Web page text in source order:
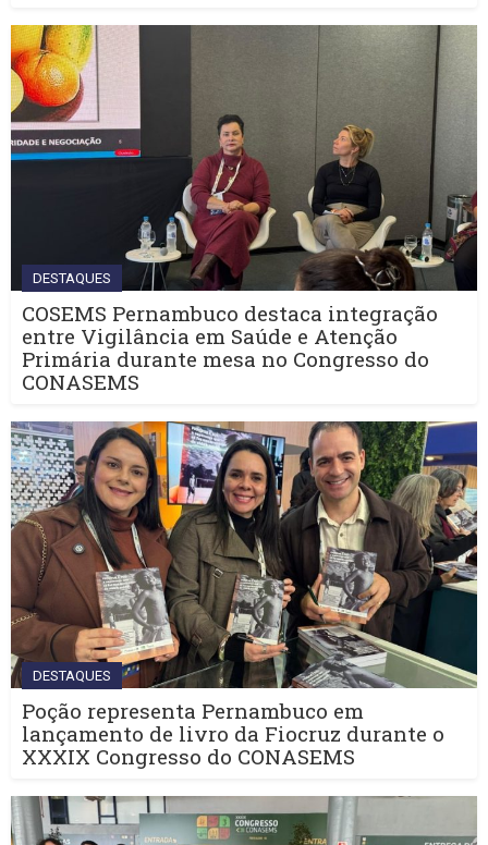
DESTAQUES
COSEMS Pernambuco destaca integração
entre Vigilância em Saúde e Atenção
Primária durante mesa no Congresso do
CONASEMS
DESTAQUES
Poção representa Pernambuco em
lançamento de livro da Fiocruz durante o
XXXIX Congresso do CONASEMS